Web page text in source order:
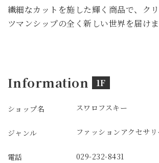
繊細なカットを施した輝く商品で、ク
ツマンシップの全く新しい世界を届けま
Information 1F
ショップ名 スワロフスキー
ジャンル ファッション アクセサ
電話 029-232-8431